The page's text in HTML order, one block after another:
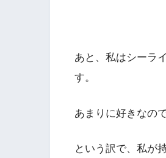
あと、私はシーラ
す。
あまりに好きなの
という訳で、私が